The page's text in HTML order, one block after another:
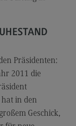
Präsidenten:
2011 die
hat in den
Geschick,